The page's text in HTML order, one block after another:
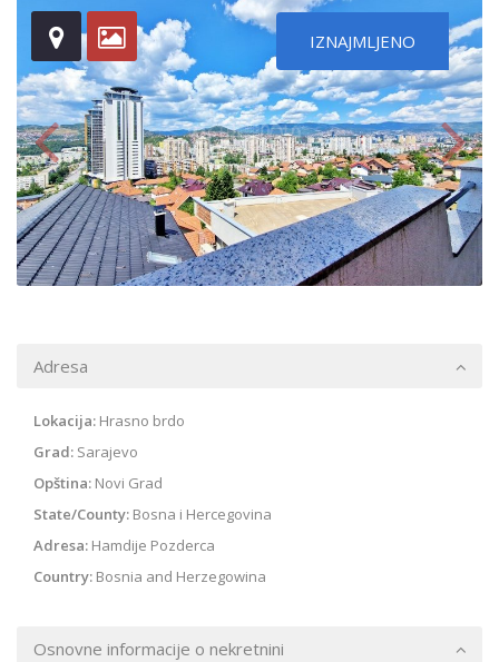
IZNAJMLJENO
Adresa
Lokacija: Hrasno brdo
Grad: Sarajevo
Opština: Novi Grad
State/County: Bosna i Hercegovina
Adresa: Hamdije Pozderca
Country: Bosnia and Herzegowina
Osnovne informacije o nekretnini